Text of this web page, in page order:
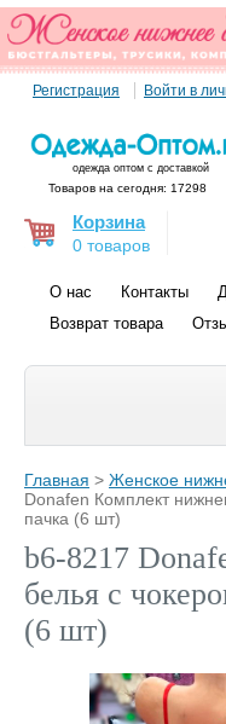
Регистрация Войти в
одежда оптом с доставкой
Товаров на сегодня: 17298
Корзина
0 товаров
О нас Контакты
Возврат товара
Главная > Женское
Donafen Комплект
пачка (6 шт)
b6-8217
белья с
(6 шт)